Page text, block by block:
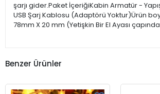
şarjı gider.Paket İçeriğiKabin Armatür -
USB Şarj Kablosu (Adaptörü Yoktur)Ürün
78mm X 20 mm (Yetişkin Bir El Ayası
Benzer Ürünler